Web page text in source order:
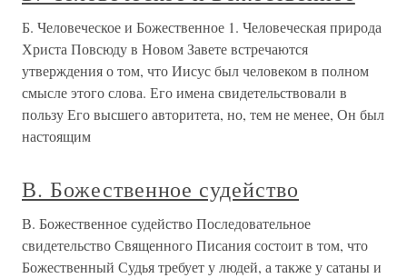
Б. Человеческое и Божественное 1. Человеческая природа
Христа Повсюду в Новом Завете встречаются
утверждения о том, что Иисус был человеком в полном
смысле этого слова. Его имена свидетельствовали в
пользу Его высшего авторитета, но, тем не менее, Он был
настоящим
В. Божественное судейство
В. Божественное судейство Последовательное
свидетельство Священного Писания состоит в том, что
Божественный Судья требует у людей, а также у сатаны и